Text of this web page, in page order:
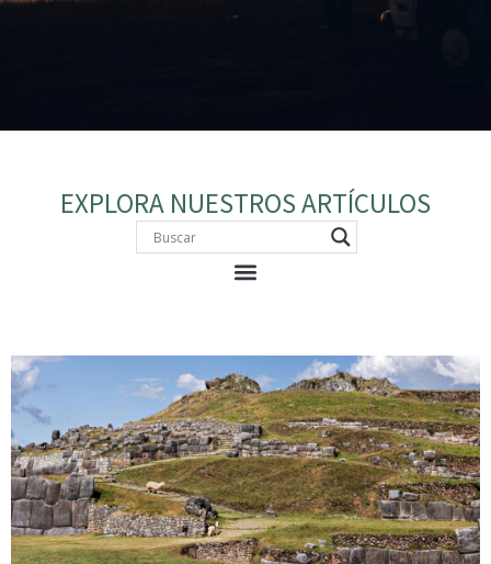
EXPLORA NUESTROS ARTÍCULOS